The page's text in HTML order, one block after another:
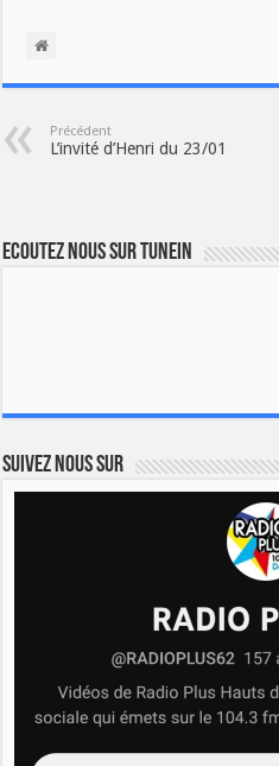
Précédent
L’invité d’Henri du 23/01
Ecoutez nous sur TuneIn
Suivez nous sur